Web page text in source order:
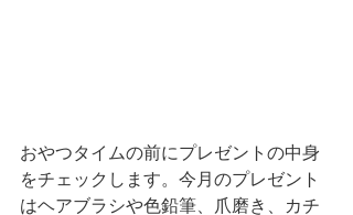
おやつタイムの前にプレゼントの中身
をチェックします。今月のプレゼント
はヘアブラシや色鉛筆、爪磨き、カチ